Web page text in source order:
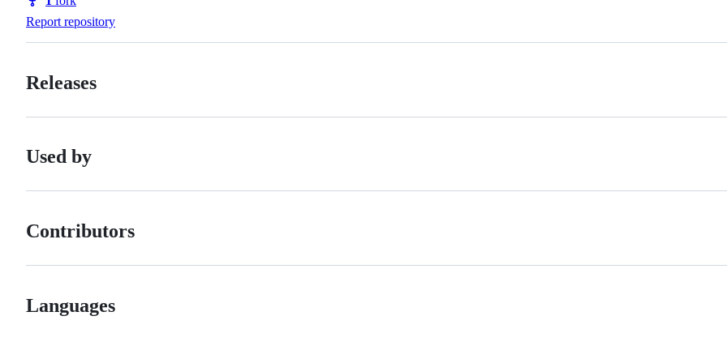
Forks
Report repository
Releases
Used by
Contributors
Languages